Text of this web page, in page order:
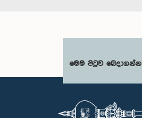
මෙම පිටුව බෙදාගන්න